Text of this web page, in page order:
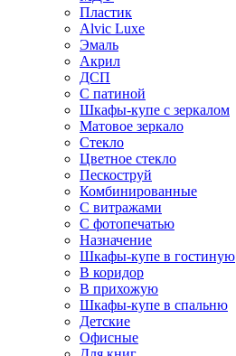
Пластик
Alvic Luxe
Эмаль
Акрил
ДСП
С патиной
Шкафы-купе с зеркалом
Матовое зеркало
Стекло
Цветное стекло
Пескоструй
Комбинированные
С витражами
С фотопечатью
Назначение
Шкафы-купе в гостиную
В коридор
В прихожую
Шкафы-купе в спальню
Детские
Офисные